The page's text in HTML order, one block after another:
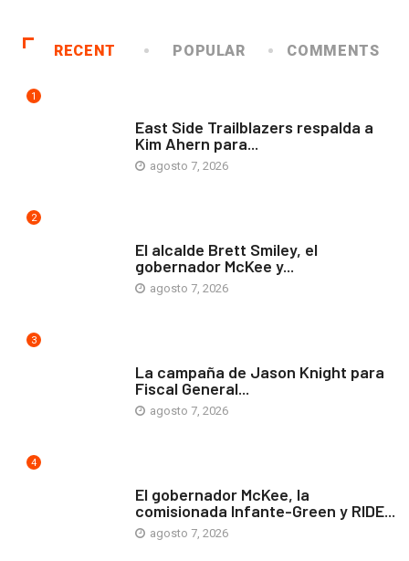
RECENT POPULAR COMMENTS
1
East Side Trailblazers respalda a
Kim Ahern para...
agosto 7, 2026
2
El alcalde Brett Smiley, el
gobernador McKee y...
agosto 7, 2026
3
La campaña de Jason Knight para
Fiscal General...
agosto 7, 2026
4
El gobernador McKee, la
comisionada Infante-Green y RIDE...
agosto 7, 2026